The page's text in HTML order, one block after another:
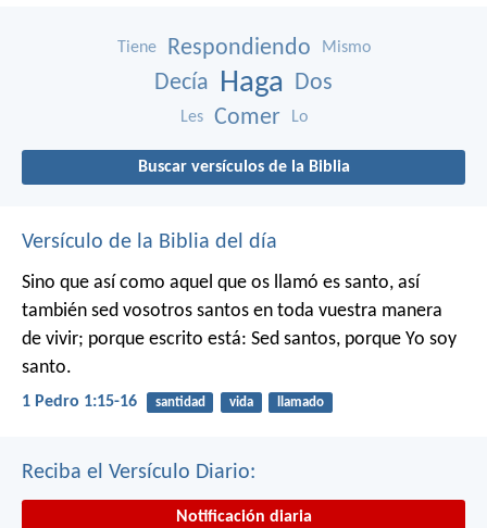
Tiene Respondiendo Mismo
Decía Haga Dos
Les Comer Lo
Buscar versículos de la Biblia
Versículo de la Biblia del día
Sino que así como aquel que os llamó es santo, así
también sed vosotros santos en toda vuestra manera
de vivir; porque escrito está: Sed santos, porque Yo soy
santo.
1 Pedro 1:15-16 santidad vida llamado
Reciba el Versículo Diario:
Notificación diaria